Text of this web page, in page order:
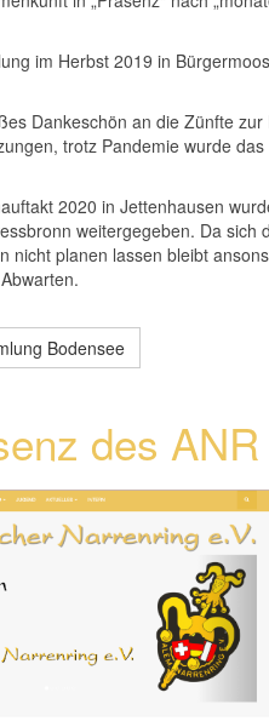
im Herbst 2019 in
Dankeschön an die Zünfte zur
trotz Pandemie wurde das
2020 in Jettenhausen
weitergegeben. Da sich
nicht planen lassen bleibt
Bodensee
des ANR